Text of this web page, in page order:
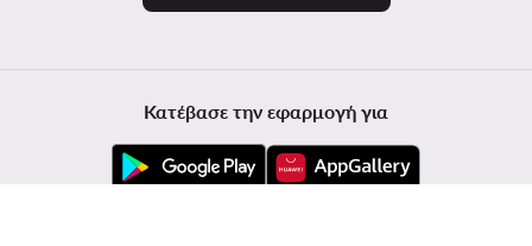
Κατέβασε την εφαρμογή για